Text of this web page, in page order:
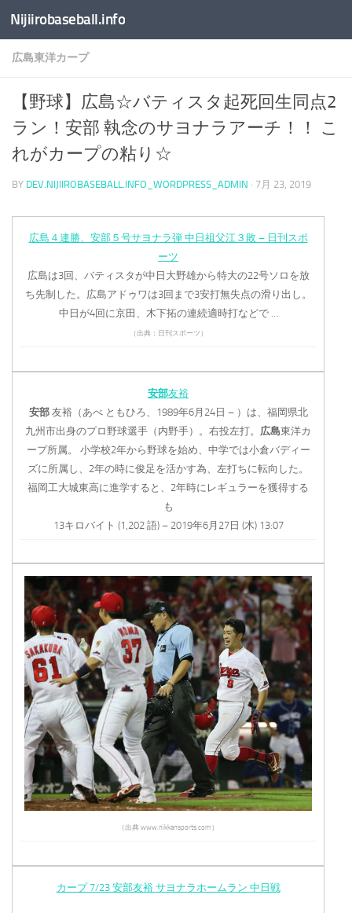
コンテンツへスキップ
Nijiirobaseball.info
広島東洋カープ
【野球】広島☆バティスタ起死回生同点2
ラン！安部 執念のサヨナラアーチ！！ こ
れがカープの粘り☆
BY DEV.NIJIIROBASEBALL.INFO_WORDPRESS_ADMIN · 7月 23, 2019
広島４連勝、安部５号サヨナラ弾 中日祖父江３敗 – 日刊スポ
ーツ
広島は3回、バティスタが中日大野雄から特大の22号ソロを放
ち先制した。広島アドゥワは3回まで3安打無失点の滑り出し。
中日が4回に京田、木下拓の連続適時打などで …
（出典：日刊スポーツ）
安部友裕
安部友裕（あべ ともひろ、1989年6月24日 – ）は、福岡県北
九州市出身のプロ野球選手（内野手）。右投左打。 広島東洋カ
ープ所属。 小学校2年から野球を始め、中学では小倉バディー
ズに所属し、2年の時に俊足を活かす為、左打ちに転向した。
福岡工大城東高に進学すると、2年時にレギュラーを獲得する
も
13キロバイト (1,202 語) – 2019年6月27日 (木) 13:07
（出典 www.nikkansports.com）
カープ 7/23 安部友裕 サヨナラホームラン 中日戦